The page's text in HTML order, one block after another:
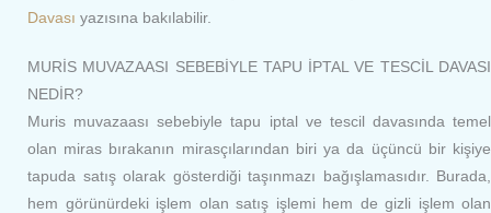
Davası yazısına bakılabilir.
MURİS MUVAZAASI SEBEBİYLE TAPU İPTAL VE TESCİL DAVASI
NEDİR?
Muris muvazaası sebebiyle tapu iptal ve tescil davasında temel
olan miras bırakanın mirasçılarından biri ya da üçüncü bir kişiye
tapuda satış olarak gösterdiği taşınmazı bağışlamasıdır. Burada,
hem görünürdeki işlem olan satış işlemi hem de gizli işlem olan